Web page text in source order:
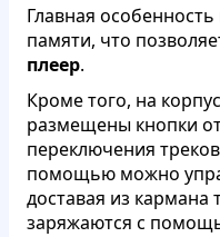
Главная
памяти, что
плеер.
Кроме того, на
размещены кнопки
переключения
помощью можно
доставая из
заряжаются с